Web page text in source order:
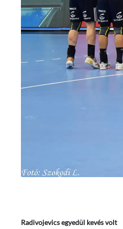
Radivojevics egyedül kevés volt